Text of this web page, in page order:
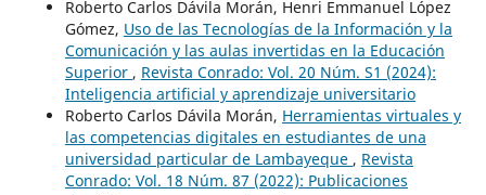
Roberto Carlos Dávila Morán, Henri Emmanuel López
Gómez, Uso de las Tecnologías de la Información y la
Comunicación y las aulas invertidas en la Educación
Superior , Revista Conrado: Vol. 20 Núm. S1 (2024):
Inteligencia artificial y aprendizaje universitario
Roberto Carlos Dávila Morán, Herramientas virtuales y
las competencias digitales en estudiantes de una
universidad particular de Lambayeque , Revista
Conrado: Vol. 18 Núm. 87 (2022): Publicaciones